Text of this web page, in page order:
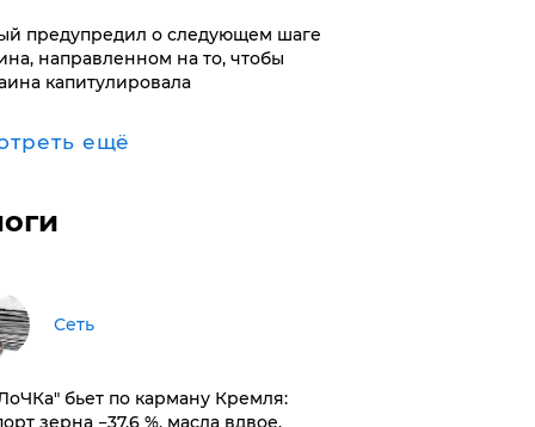
предупредил о следующем шаге
направленном на то, чтобы
капитулировала
ещё
Сеть
бьет по карману Кремля:
зерна −37,6 %, масла вдвое,